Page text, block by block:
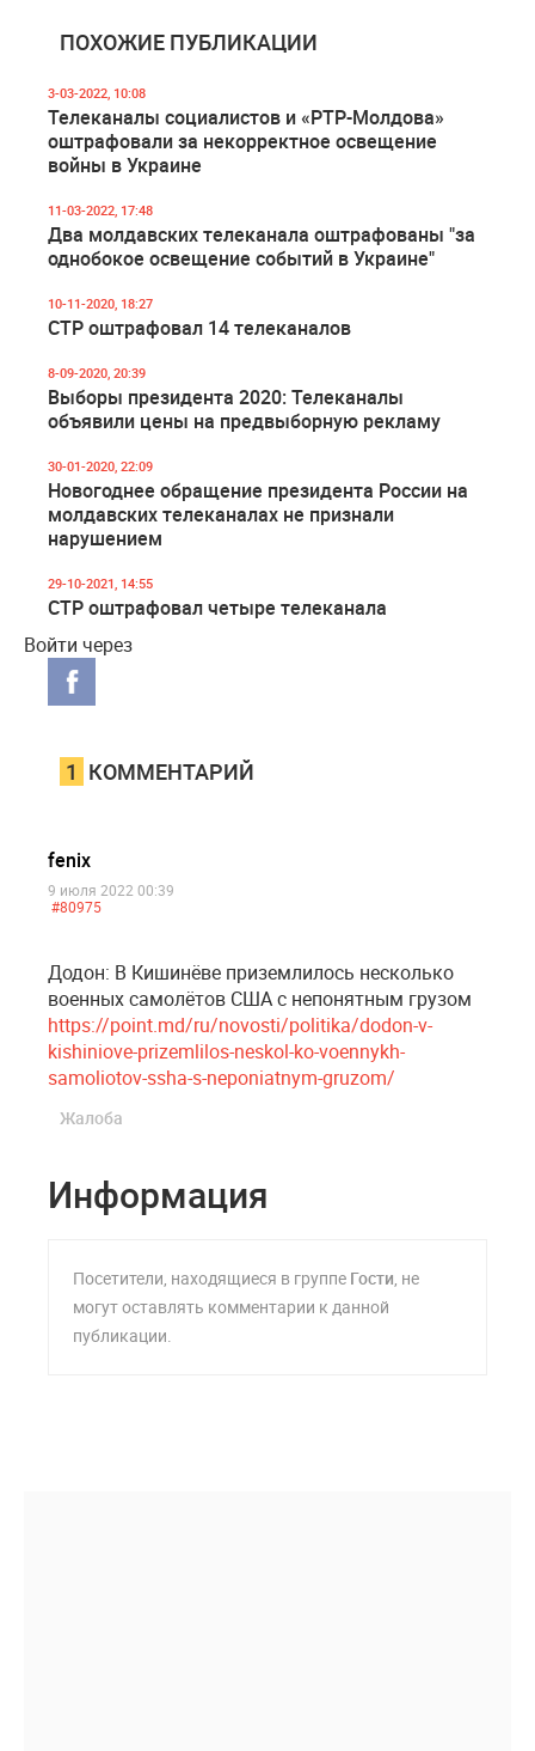
ПОХОЖИЕ ПУБЛИКАЦИИ
3-03-2022, 10:08
Телеканалы социалистов и «РТР-Молдова»
оштрафовали за некорректное освещение
войны в Украине
11-03-2022, 17:48
Два молдавских телеканала оштрафованы "за
однобокое освещение событий в Украине"
10-11-2020, 18:27
СТР оштрафовал 14 телеканалов
8-09-2020, 20:39
Выборы президента 2020: Телеканалы
объявили цены на предвыборную рекламу
30-01-2020, 22:09
Новогоднее обращение президента России на
молдавских телеканалах не признали
нарушением
29-10-2021, 14:55
СТР оштрафовал четыре телеканала
Войти через
1 КОММЕНТАРИЙ
fenix
9 июля 2022 00:39
#80975
Додон: В Кишинёве приземлилось несколько
военных самолётов США с непонятным грузом
https://point.md/ru/novosti/politika/dodon-v-
kishiniove-prizemlilos-neskol-ko-voennykh-
samoliotov-ssha-s-neponiatnym-gruzom/
Жалоба
Информация
Посетители, находящиеся в группе Гости, не
могут оставлять комментарии к данной
публикации.